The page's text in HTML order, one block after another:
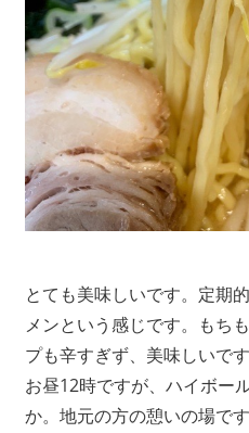
とても美味しいです。定期
メンという感じです。もち
プも辛すぎず、美味しいです
お昼12時ですが、ハイボー
か。地元の方の憩いの場で